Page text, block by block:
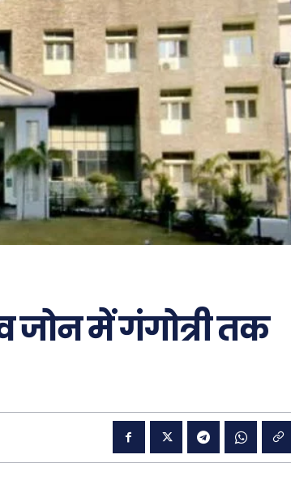
जोन में गंगोत्री तक